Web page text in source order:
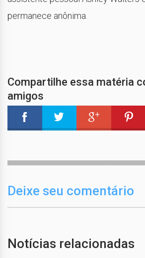
permanece anônima.
Compartilhe essa matéria
amigos
Deixe seu comentário
Notícias relacionadas